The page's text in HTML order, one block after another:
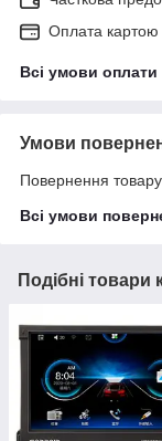
Оплата
Всі умови оплати
Умови
Повернення
Всі умови
Подібні товари